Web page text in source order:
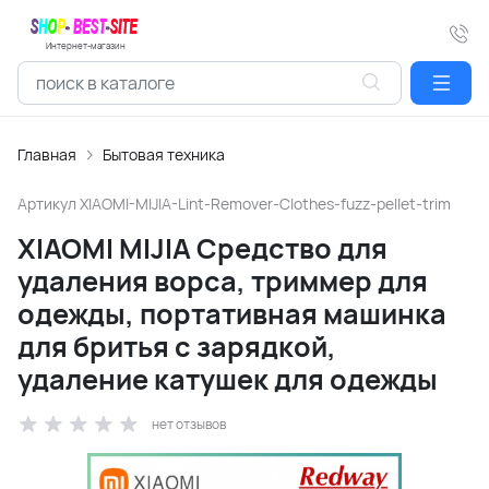
Интернет-магазин
Главная Бытовая техника
Артикул XIAOMI-MIJIA-Lint-Remover-Clothes-fuzz-pellet-trim
XIAOMI MIJIA Средство для
удаления ворса, триммер для
одежды, портативная машинка
для бритья с зарядкой,
удаление катушек для одежды
нет отзывов